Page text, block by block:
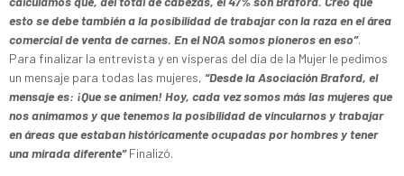
esto se debe también a la posibilidad de trabajar con la raza en el área
comercial de venta de carnes. En el NOA somos pioneros en eso”.
Para finalizar la entrevista y en vísperas del día de la Mujer le pedimos
un mensaje para todas las mujeres, “Desde la Asociación Braford, el
mensaje es: ¡Que se animen! Hoy, cada vez somos más las mujeres que
nos animamos y que tenemos la posibilidad de vincularnos y trabajar
en áreas que estaban históricamente ocupadas por hombres y tener
una mirada diferente” Finalizó.